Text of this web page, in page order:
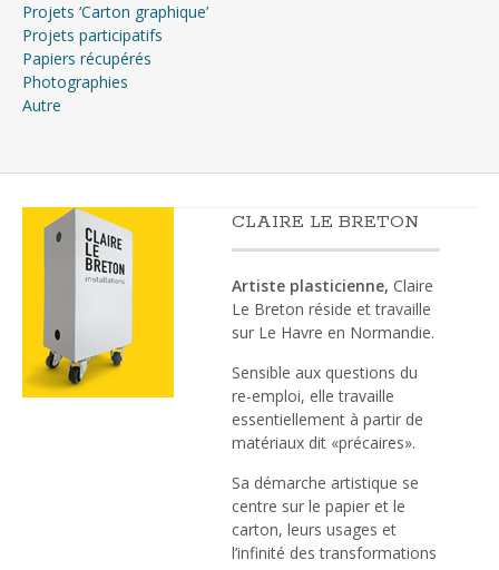
Projets ‘Carton graphique’
Projets participatifs
Papiers récupérés
Photographies
Autre
CLAIRE LE BRETON
Artiste plasticienne, Claire
Le Breton réside et travaille
sur Le Havre en Normandie.
Sensible aux questions du
re-emploi, elle travaille
essentiellement à partir de
matériaux dit «précaires».
Sa démarche artistique se
centre sur le papier et le
carton, leurs usages et
l’infinité des transformations